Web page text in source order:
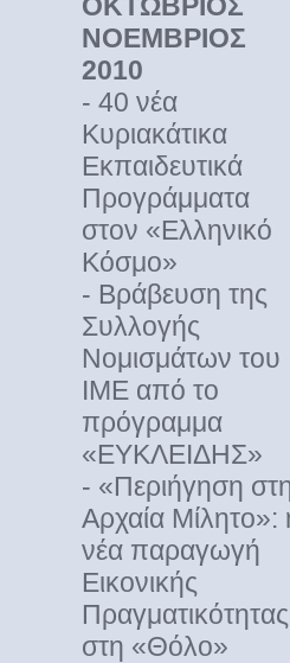
ΝΟΕΜΒΡΙΟΣ
2010
- 40 νέα
Κυριακάτικα
Εκπαιδευτικά
Προγράμματα
στον «Ελληνικό
Κόσμο»
- Βράβευση της
Συλλογής
Νομισμάτων του
ΙΜΕ από το
πρόγραμμα
«ΕΥΚΛΕΙΔΗΣ»
- «Περιήγηση
Αρχαία Μίλητο»:
νέα παραγωγή
Εικονικής
Πραγματικότητας
στη «Θόλο»